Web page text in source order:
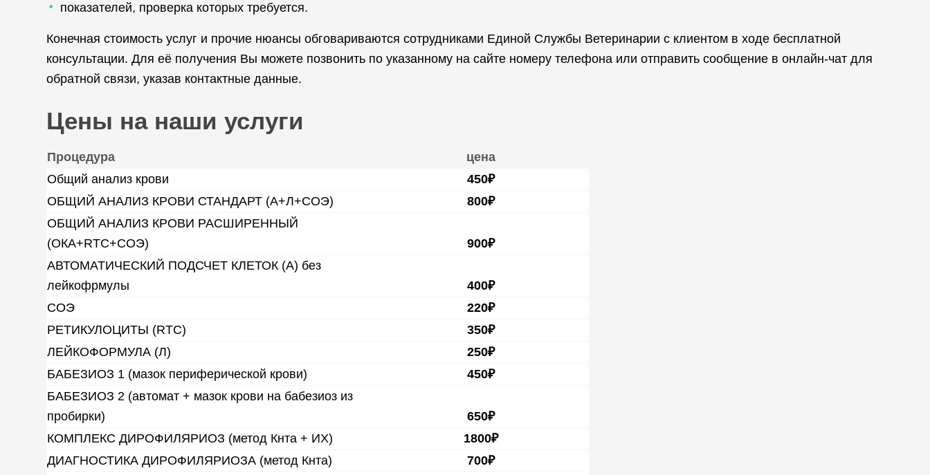
показателей, проверка которых требуется.
Конечная стоимость услуг и прочие нюансы обговариваются сотрудниками Единой Службы Ветеринарии с клиентом в ходе бесплатной
консультации. Для её получения Вы можете позвонить по указанному на сайте номеру телефона или отправить сообщение в онлайн-чат для
обратной связи, указав контактные данные.
Цены на наши услуги
Процедура
цена
Общий анализ крови
450₽
ОБЩИЙ АНАЛИЗ КРОВИ СТАНДАРТ (А+Л+СОЭ)
800₽
ОБЩИЙ АНАЛИЗ КРОВИ РАСШИРЕННЫЙ
(ОКА+RTC+СОЭ)
900₽
АВТОМАТИЧЕСКИЙ ПОДСЧЕТ КЛЕТОК (А) без
лейкофрмулы
400₽
СОЭ
220₽
РЕТИКУЛОЦИТЫ (RTC)
350₽
ЛЕЙКОФОРМУЛА (Л)
250₽
БАБЕЗИОЗ 1 (мазок периферической крови)
450₽
БАБЕЗИОЗ 2 (автомат + мазок крови на бабезиоз из
пробирки)
650₽
КОМПЛЕКС ДИРОФИЛЯРИОЗ (метод Кнта + ИХ)
1800₽
ДИАГНОСТИКА ДИРОФИЛЯРИОЗА (метод Кнта)
700₽